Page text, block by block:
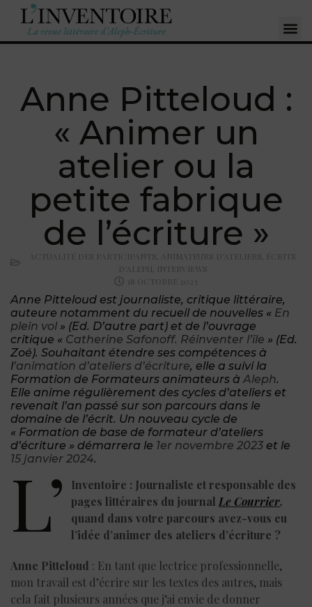
Anne Pitteloud :
« Animer un
atelier ou la
petite fabrique
de l’écriture »
ACTUALITÉ DES PARTICIPANTS ANIMATEURS D'ATELIERS ÉCRITS
D'ALEPH INTERVIEWS
18 OCTOBRE 2023
Anne Pitteloud est journaliste, critique littéraire,
auteure notamment du recueil de nouvelles « En
plein vol » (Ed. D’autre part) et de l’ouvrage
critique « Catherine Safonoff. Réinventer l’île » (Ed.
Zoé). Souhaitant étendre ses compétences à
l’animation d’ateliers d’écriture, elle a suivi la
Formation de Formateurs animateurs à Aleph.
Elle anime régulièrement des cycles d’ateliers et
revenait l’an passé sur son parcours dans le
domaine de l’écrit. Un nouveau cycle de
« Formation de base de formateur d’ateliers
d’écriture » démarrera le 1er novembre 2023 et le
15 janvier 2024.
L’
Inventoire : Journaliste et responsable des
pages littéraires du journal Le Courrier,
quand dans votre parcours avez-vous eu
l’idée d’animer des ateliers d’écriture ?
Anne Pitteloud : En tant que lectrice professionnelle,
mon travail est d’écrire sur les textes des autres, mais
cela fait plusieurs années que j’ai envie de donner